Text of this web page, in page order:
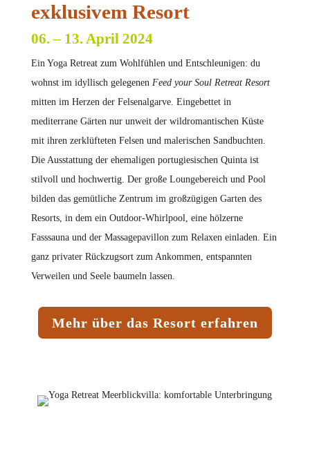
exklusivem Resort
06. – 13. April 2024
Ein Yoga Retreat zum Wohlfühlen und Entschleunigen: du
wohnst im idyllisch gelegenen Feed your Soul Retreat Resort
mitten im Herzen der Felsenalgarve. Eingebettet in
mediterrane Gärten nur unweit der wildromantischen Küste
mit ihren zerklüfteten Felsen und malerischen Sandbuchten.
Die Ausstattung der ehemaligen portugiesischen Quinta ist
stilvoll und hochwertig. Der große Loungebereich und Pool
bilden das gemütliche Zentrum im großzügigen Garten des
Resorts, in dem ein Outdoor-Whirlpool, eine hölzerne
Fasssauna und der Massagepavillon zum Relaxen einladen. Ein
ganz privater Rückzugsort zum Ankommen, entspannten
Verweilen und Seele baumeln lassen.
Mehr über das Resort erfahren